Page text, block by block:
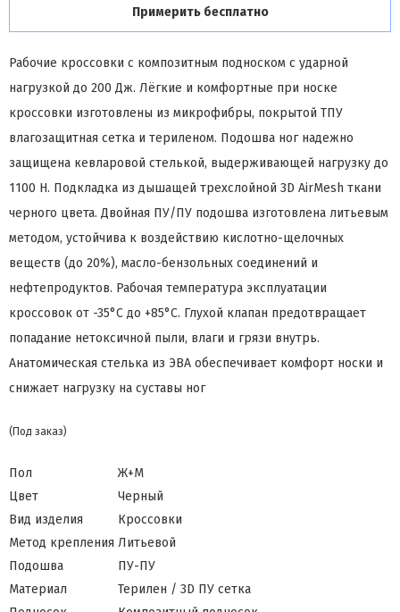
Примерить бесплатно
Рабочие кроссовки с композитным подноском с ударной
нагрузкой до 200 Дж. Лёгкие и комфортные при носке
кроссовки изготовлены из микрофибры, покрытой ТПУ
влагозащитная сетка и териленом. Подошва ног надежно
защищена кевларовой стелькой, выдерживающей нагрузку до
1100 Н. Подкладка из дышащей трехслойной 3D AirMesh ткани
черного цвета. Двойная ПУ/ПУ подошва изготовлена литьевым
методом, устойчива к воздействию кислотно-щелочных
веществ (до 20%), масло-бензольных соединений и
нефтепродуктов. Рабочая температура эксплуатации
кроссовок от -35°С до +85°С. Глухой клапан предотвращает
попадание нетоксичной пыли, влаги и грязи внутрь.
Анатомическая стелька из ЭВА обеспечивает комфорт носки и
снижает нагрузку на суставы ног
(Под заказ)
Пол
Ж+М
Цвет
Черный
Вид изделия
Кроссовки
Метод крепления Литьевой
Подошва
ПУ-ПУ
Материал
Терилен / 3D ПУ сетка